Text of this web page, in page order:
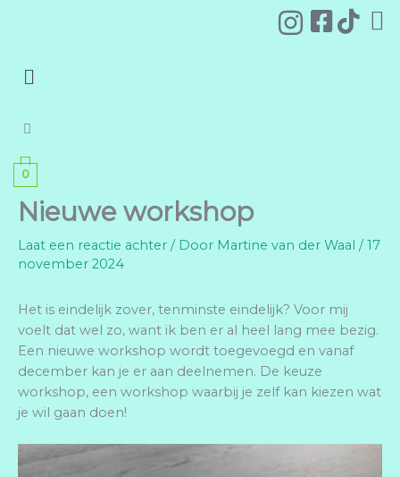
inhoudMenu
0
Nieuwe workshop
Laat een reactie achter / Door Martine van der Waal /17
november 2024
Het is eindelijk zover, tenminste eindelijk? Voor mij
voelt dat wel zo, want ik ben er al heel lang mee bezig.
Een nieuwe workshop wordt toegevoegd en vanaf
december kan je er aan deelnemen. De keuze
workshop, een workshop waarbij je zelf kan kiezen wat
je wil gaan doen!